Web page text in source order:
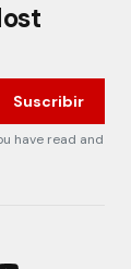
Suscribir
have read and